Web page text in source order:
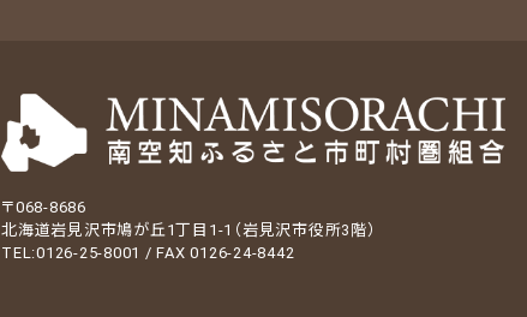
〒068-8686
北海道岩見沢市鳩が丘1丁目1-1（岩見沢市役所3階）
TEL:0126-25-8001 / FAX 0126-24-8442